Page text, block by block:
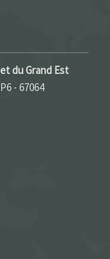
du Grand Est
- 67064